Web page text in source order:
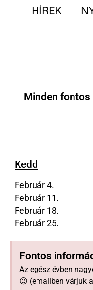
HÍREK
Minden fontos
Kedd
Február 4.
Február 11.
Február 18.
Február 25.
Fontos
Az egész évben
😉 (emailben várjuk